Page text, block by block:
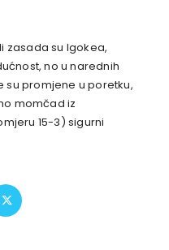
zasada su Igokea,
no u narednih
su promjene u poretku,
momčad iz
15-3) sigurni